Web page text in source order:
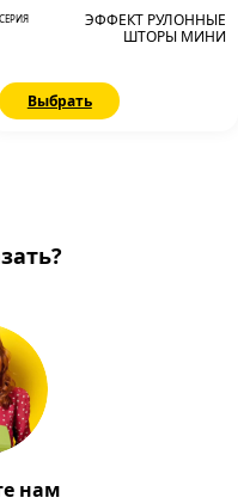
СЕРИЯ
ЭФФЕКТ РУЛОННЫЕ
ШТОРЫ МИНИ
Выбрать
нам